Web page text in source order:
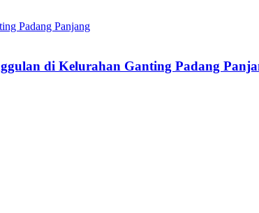
di Kelurahan Ganting Padang